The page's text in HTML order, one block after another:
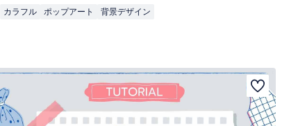
カラフル ポップアート 背景デザイン